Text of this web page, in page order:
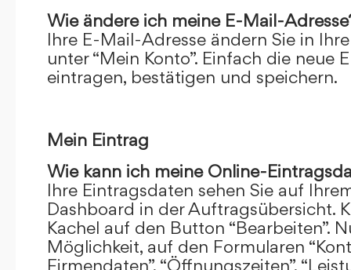
Wie ändere ich meine E-Mail-
Ihre E-Mail-Adresse ändern Sie in
unter “Mein Konto”. Einfach die neue
eintragen, bestätigen und speichern.
Mein Eintrag
Wie kann ich meine Online-
Ihre Eintragsdaten sehen Sie auf
Dashboard in der Auftragsübersicht.
Kachel auf den Button “Bearbeiten”.
Möglichkeit, auf den Formularen
Firmendaten”, “Öffnungszeiten”,